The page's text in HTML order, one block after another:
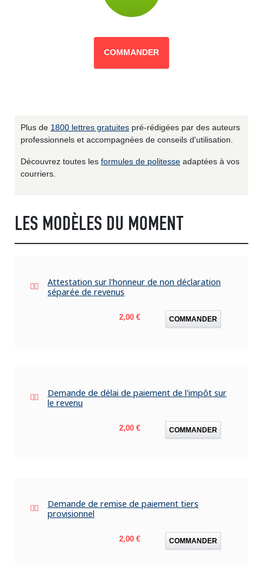
COMMANDER
Plus de 1800 lettres gratuites pré-rédigées par des auteurs
professionnels et accompagnées de conseils d'utilisation.
Découvrez toutes les formules de politesse adaptées à vos
courriers.
LES MODÈLES DU MOMENT
Attestation sur l'honneur de non déclaration
séparée de revenus
Prix
2,00 € COMMANDER
Demande de délai de paiement de l'impôt sur
le revenu
Prix
2,00 € COMMANDER
Demande de remise de paiement tiers
provisionnel
Prix
2,00 € COMMANDER